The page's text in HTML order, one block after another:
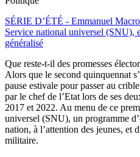
SÉRIE D’ÉTÉ - Emmanuel
Service national universel (SNU),
généralisé
Que reste-t-il des promesses
Alors que le second quinquennat
pause estivale pour passer au
par le chef de l’Etat lors de ses
2017 et 2022. Au menu de ce
universel (SNU), un programme
nation, à l’attention des jeunes, et
militaire.